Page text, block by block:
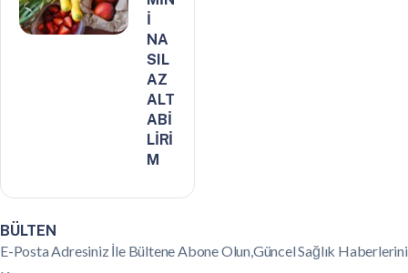
İ
NA
SIL
AZ
ALT
ABİ
LİRİ
M
BÜLTEN
E-Posta Adresiniz İle Bültene Abone Olun,Güncel Sağlık Haberlerini